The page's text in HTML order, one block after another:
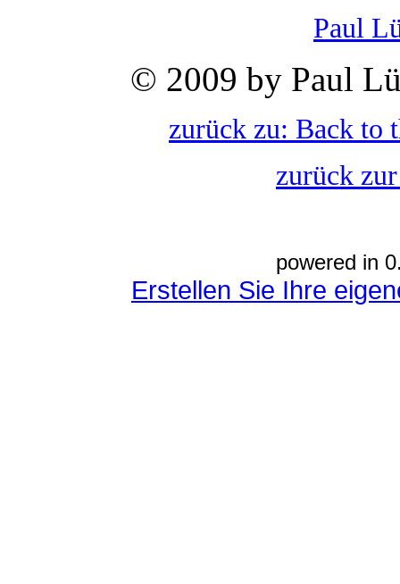
Paul
© 2009 by Paul
zurück zu: Back to
zurück
powered in
Erstellen Sie Ihre